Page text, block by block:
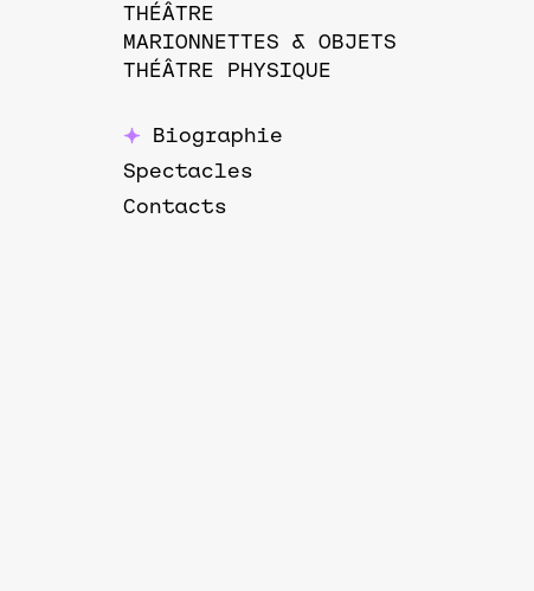
THÉÂTRE
MARIONNETTES & OBJETS
THÉÂTRE PHYSIQUE
Biographie
Spectacles
Contacts